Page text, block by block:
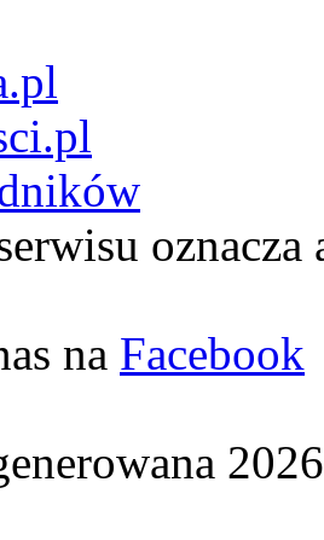
oznacza
na Facebook